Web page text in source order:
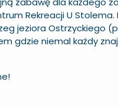
Rekreacji U
jeziora Ostrzyckiego
gdzie niemal każdy